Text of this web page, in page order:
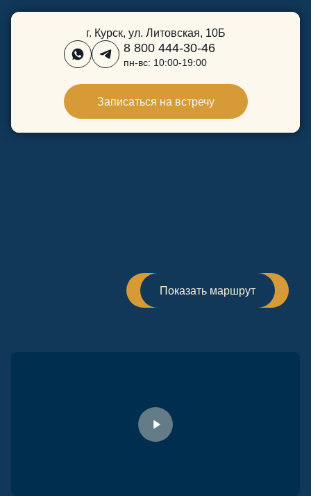
г. Курск, ул. Литовская, 10Б
8 800 444-30-46
пн-вс: 10:00-19:00
Записаться на встречу
Показать маршрут